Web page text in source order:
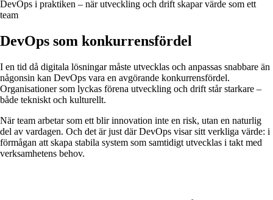
DevOps i praktiken – när utveckling och drift skapar värde som ett
team
DevOps som konkurrensfördel
I en tid då digitala lösningar måste utvecklas och anpassas snabbare än
någonsin kan DevOps vara en avgörande konkurrensfördel.
Organisationer som lyckas förena utveckling och drift står starkare –
både tekniskt och kulturellt.
När team arbetar som ett blir innovation inte en risk, utan en naturlig
del av vardagen. Och det är just där DevOps visar sitt verkliga värde: i
förmågan att skapa stabila system som samtidigt utvecklas i takt med
verksamhetens behov.